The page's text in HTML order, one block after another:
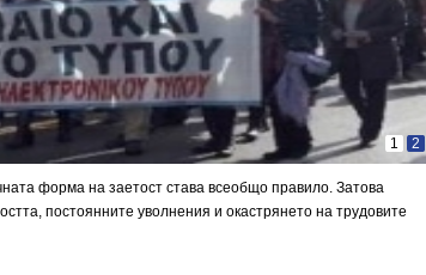
2
1
форма на заетост става всеобщо правило. Затова
постоянните уволнения и окастрянето на трудовите